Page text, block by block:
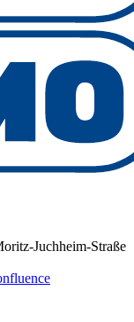
Juchheim-Straße